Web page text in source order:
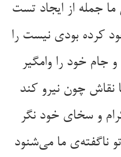
کرده بودی نیست را
جام خود را وامگیر
چون نیرو کند
و سخای خود نگر
ناگفته‌‌ی ما می‌‌شنود